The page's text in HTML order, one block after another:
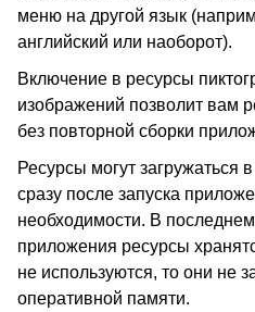
меню на другой язык
английский или наоборот).
Включение в ресурсы
изображений позволит вам
без повторной сборки
Ресурсы могут загружаться
сразу после запуска
необходимости. В
приложения ресурсы
не используются, то они не
оперативной памяти.